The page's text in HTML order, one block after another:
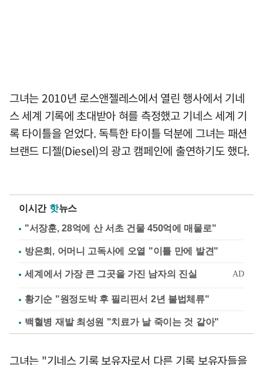
그녀는 2010년 로스앤젤레스에서 열린 행사에서 기네
스 세계 기록에 초대받아 혀를 측정했고 기네스 세계 기
록 타이틀을 얻었다. 독특한 타이틀 덕분에 그녀는 패션
브랜드 디젤(Diesel)의 광고 캠페인에 출연하기도 했다.
이시간 핫뉴스
"서장훈, 28억에 산 서초 건물 450억에 매물로"
방은희, 어머니 고독사에 오열 "이틀 만에 발견"
황기순 "원정도박 후 필리핀서 2년 불법체류"
백혈병 재발 최성원 "치료가 날 죽이는 것 같아"
그녀는 "기네스 기록 보유자로서 다른 기록 보유자들을